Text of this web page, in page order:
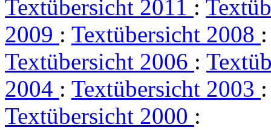
Textübersicht 2011 :
2009 : Textübersicht 2008
Textübersicht 2006 :
2004 : Textübersicht 2003
Textübersicht 2000 :